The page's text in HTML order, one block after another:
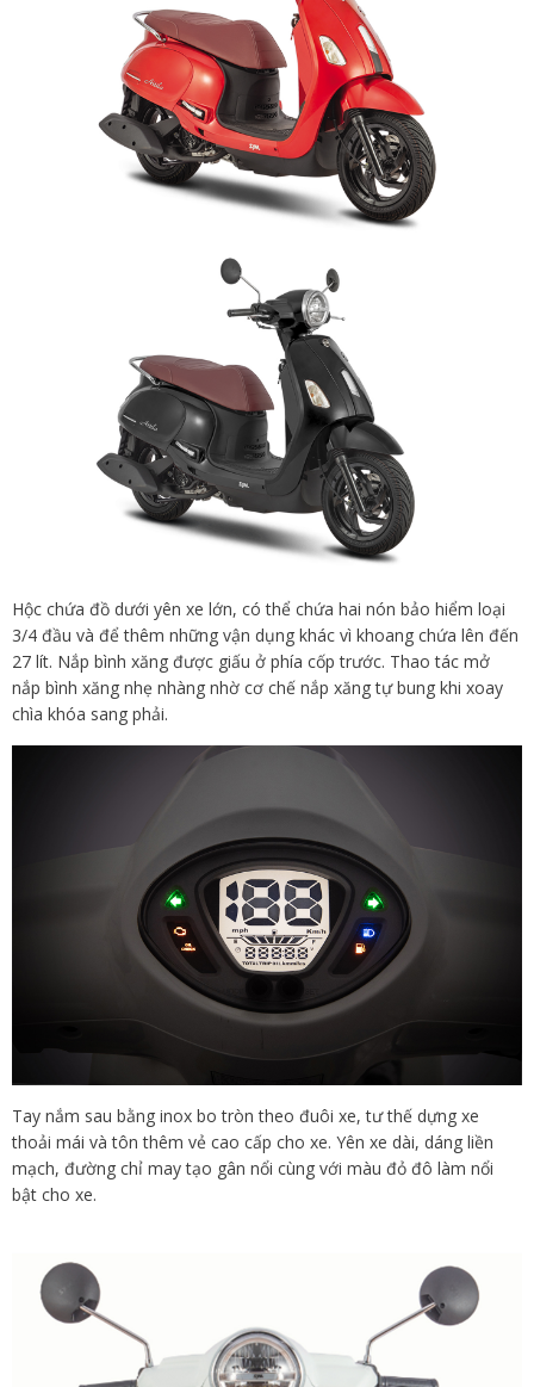
Hộc chứa đồ dưới yên xe lớn, có thể chứa hai nón bảo hiểm loại
3/4 đầu và để thêm những vận dụng khác vì khoang chứa lên đến
27 lít. Nắp bình xăng được giấu ở phía cốp trước. Thao tác mở
nắp bình xăng nhẹ nhàng nhờ cơ chế nắp xăng tự bung khi xoay
chìa khóa sang phải.
Tay nắm sau bằng inox bo tròn theo đuôi xe, tư thế dựng xe
thoải mái và tôn thêm vẻ cao cấp cho xe. Yên xe dài, dáng liền
mạch, đường chỉ may tạo gân nổi cùng với màu đỏ đô làm nổi
bật cho xe.